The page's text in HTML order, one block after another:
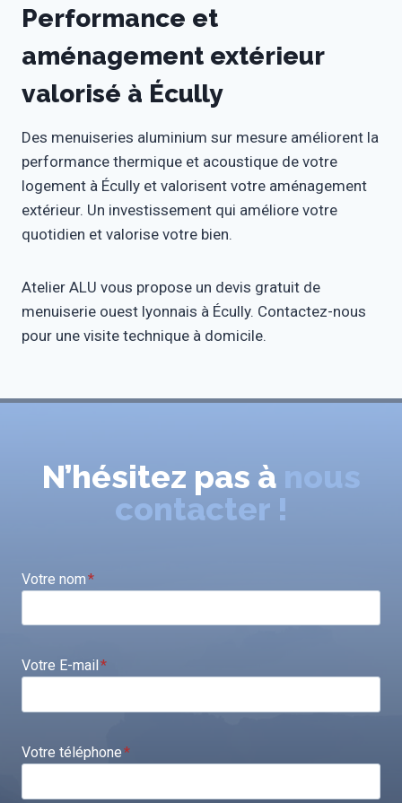
Performance et
aménagement extérieur
valorisé à Écully
Des menuiseries aluminium sur mesure améliorent la
performance thermique et acoustique de votre
logement à Écully et valorisent votre aménagement
extérieur. Un investissement qui améliore votre
quotidien et valorise votre bien.
Atelier ALU vous propose un devis gratuit de
menuiserie ouest lyonnais à Écully. Contactez-nous
pour une visite technique à domicile.
N’hésitez pas à nous
contacter !
Votre nom*
Votre E-mail *
Votre téléphone*